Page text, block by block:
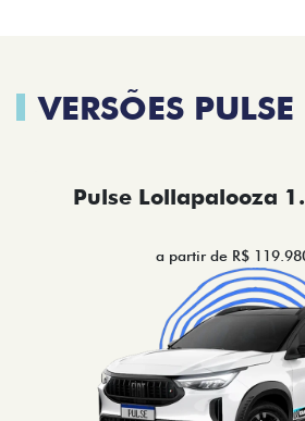
VERSÕES PULSE
Pulse Lollapalooza
a partir de R$